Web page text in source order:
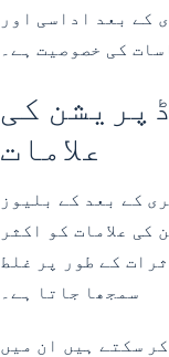
کے بعد اداسی اور
کی خصوصیت ہے۔
کی
علامات
کے بعد کے بلیوز
علامات کو اکثر
کے طور پر غلط
سمجھا جاتا ہے۔
سکتے ہیں ان میں